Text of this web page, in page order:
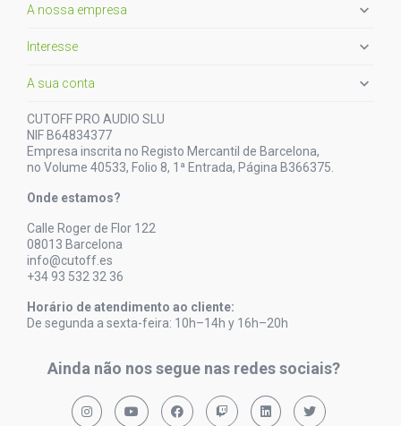
A nossa empresa 
Interesse 
A sua conta 
CUTOFF PRO AUDIO SLU
NIF B64834377
Empresa inscrita no Registo Mercantil de Barcelona,
no Volume 40533, Folio 8, 1ª Entrada, Página B366375.
Onde estamos?
Calle Roger de Flor 122
08013 Barcelona
info@cutoff.es
+34 93 532 32 36
Horário de atendimento ao cliente:
De segunda a sexta-feira: 10h–14h y 16h–20h
Ainda não nos segue nas redes sociais?